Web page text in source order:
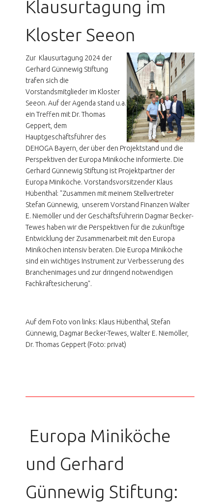
Klausurtagung im
Kloster Seeon
Zur Klausurtagung 2024 der
Gerhard Günnewig Stiftung
trafen sich die
Vorstandsmitglieder im Kloster
Seeon. Auf der Agenda stand u.a.
ein Treffen mit Dr. Thomas
Geppert, dem
Hauptgeschäftsführer des
DEHOGA Bayern, der über den Projektstand und die
Perspektiven der Europa Miniköche informierte. Die
Gerhard Günnewig Stiftung ist Projektpartner der
Europa Miniköche. Vorstandsvorsitzender Klaus
Hübenthal: "Zusammen mit meinem Stellvertreter
Stefan Günnewig, unserem Vorstand Finanzen Walter
E. Niemöller und der Geschäftsführerin Dagmar Becker-
Tewes haben wir die Perspektiven für die zukünftige
Entwicklung der Zusammenarbeit mit den Europa
Miniköchen intensiv beraten. Die Europa Miniköche
sind ein wichtiges Instrument zur Verbesserung des
Branchenimages und zur dringend notwendigen
Fachkräftesicherung".
Auf dem Foto von links: Klaus Hübenthal, Stefan
Günnewig, Dagmar Becker-Tewes, Walter E. Niemöller,
Dr. Thomas Geppert (Foto: privat)
Europa Miniköche
und Gerhard
Günnewig Stiftung: